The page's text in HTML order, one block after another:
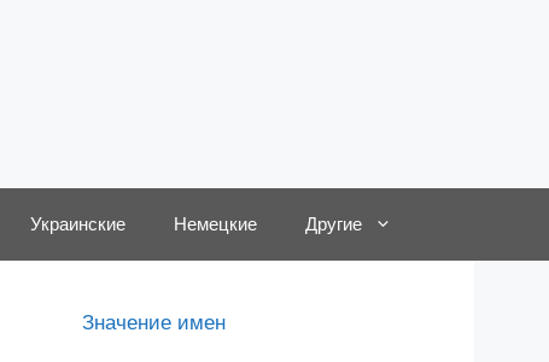
Украинские Немецкие Другие
Значение имен